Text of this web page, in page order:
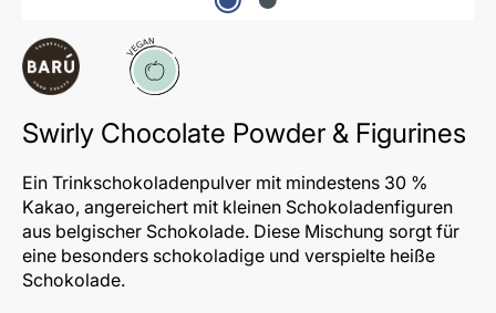
Vegan
Swirly Chocolate Powder & Figurines
Ein Trinkschokoladenpulver mit mindestens 30 %
Kakao, angereichert mit kleinen Schokoladenfiguren
aus belgischer Schokolade. Diese Mischung sorgt für
eine besonders schokoladige und verspielte heiße
Schokolade.